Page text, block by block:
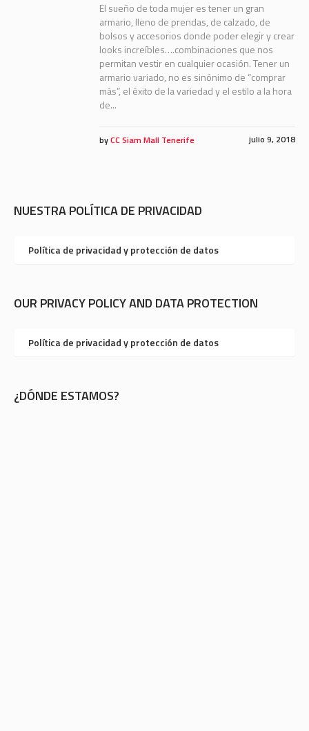
El sueño de toda mujer es tener un gran
armario, lleno de prendas, de calzado, de
bolsos y accesorios donde poder elegir y crear
looks increíbles….combinaciones que nos
permitan vestir en cualquier ocasión. Tener un
armario variado, no es sinónimo de “comprar
más”, el éxito de la variedad y el estilo a la hora
de...
julio 9, 2018
byCC Siam Mall Tenerife
NUESTRA POLÍTICA DE PRIVACIDAD
Política de privacidad y protección de datos
OUR PRIVACY POLICY AND DATA PROTECTION
Política de privacidad y protección de datos
¿DÓNDE ESTAMOS?